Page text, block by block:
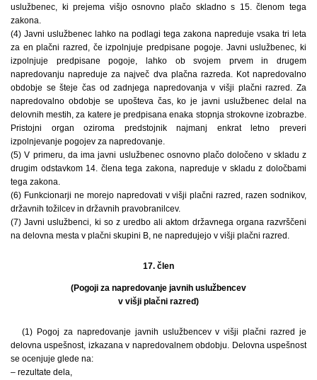
uslužbenec, ki prejema višjo osnovno plačo skladno s 15. členom tega
zakona.
(4) Javni uslužbenec lahko na podlagi tega zakona napreduje vsaka tri leta
za en plačni razred, če izpolnjuje predpisane pogoje. Javni uslužbenec, ki
izpolnjuje predpisane pogoje, lahko ob svojem prvem in drugem
napredovanju napreduje za največ dva plačna razreda. Kot napredovalno
obdobje se šteje čas od zadnjega napredovanja v višji plačni razred. Za
napredovalno obdobje se upošteva čas, ko je javni uslužbenec delal na
delovnih mestih, za katere je predpisana enaka stopnja strokovne izobrazbe.
Pristojni organ oziroma predstojnik najmanj enkrat letno preveri
izpolnjevanje pogojev za napredovanje.
(5) V primeru, da ima javni uslužbenec osnovno plačo določeno v skladu z
drugim odstavkom 14. člena tega zakona, napreduje v skladu z določbami
tega zakona.
(6) Funkcionarji ne morejo napredovati v višji plačni razred, razen sodnikov,
državnih tožilcev in državnih pravobranilcev.
(7) Javni uslužbenci, ki so z uredbo ali aktom državnega organa razvrščeni
na delovna mesta v plačni skupini B, ne napredujejo v višji plačni razred.
17. člen
(Pogoji za napredovanje javnih uslužbencev
v višji plačni razred)
(1) Pogoj za napredovanje javnih uslužbencev v višji plačni razred je
delovna uspešnost, izkazana v napredovalnem obdobju. Delovna uspešnost
se ocenjuje glede na:
– rezultate dela,